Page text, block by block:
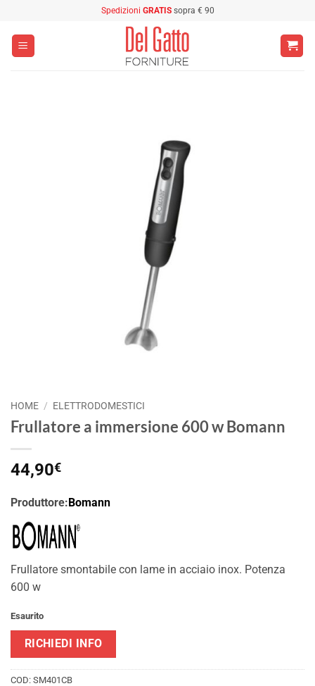
contenuti
Spedizioni GRATISsopra € 90
HOME / ELETTRODOMESTICI
Frullatore a immersione 600 w Bomann
44,90€
Produttore:Bomann
Frullatore smontabile con lame in acciaio inox. Potenza
600 w
Esaurito
RICHIEDI INFO
COD: SM401CB